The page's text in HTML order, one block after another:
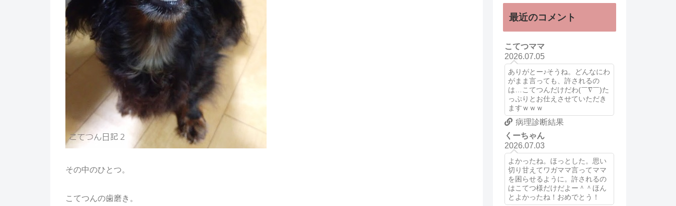
その中のひとつ。
こてつんの歯磨き。
最近のコメント
こてつママ
2026.07.05
ありがとー♪そうね。どんなにわ
がまま言っても、許されるの
は…こてつんだけだわ(￣∇￣)た
っぷりとお仕えさせていただき
ますｗｗｗ
病理診断結果
くーちゃん
2026.07.03
よかったね。ほっとした。思い
切り甘えてワガママ言ってママ
を困らせるように。許されるの
はこてつ様だけだよー＾＾ほん
とよかったね！おめでとう！